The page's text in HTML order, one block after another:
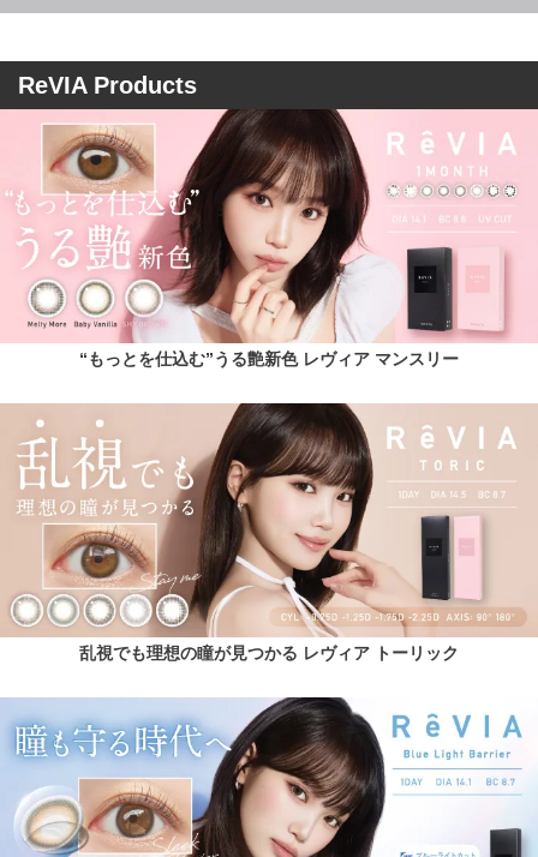
ReVIA Products
“もっとを仕込む”うる艶新色 レヴィア マンスリー
乱視でも理想の瞳が見つかる レヴィア トーリック